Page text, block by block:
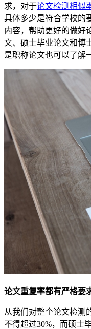
求，对于论文检测相似
具体多少是符合学校的
内容，帮助更好的做好
文、硕士毕业论文和博
是职称论文也可以了解
论文重复率都有严格要
从我们对整个论文检测
不得超过30%，而硕士